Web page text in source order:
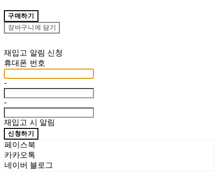
구매하기
장바구니에 담기
재입고 알림 신청
휴대폰 번호
-
-
재입고 시 알림
신청하기
페이스북
카카오톡
네이버 블로그